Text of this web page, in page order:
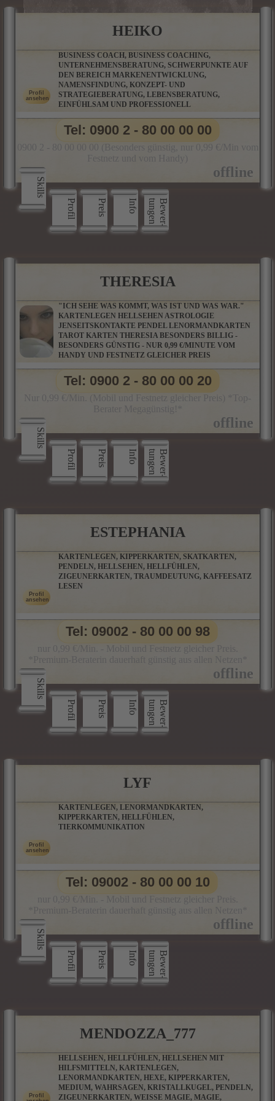
HEIKO
BUSINESS COACH, BUSINESS COACHING,
UNTERNEHMENSBERATUNG, SCHWERPUNKTE AUF
DEN BEREICH MARKENENTWICKLUNG,
NAMENSFINDUNG, KONZEPT- UND
STRATEGIEBERATUNG, LEBENSBERATUNG,
EINFÜHLSAM UND PROFESSIONELL
Skills
Profil
Preis Info B
e
w
e
r
­
t
u
n
g
e
n
Tel: 0900 2 - 80 00 00 00
THERESIA
"ICH SEHE WAS KOMMT, WAS IST UND WAS WAR."
KARTENLEGEN HELLSEHEN ASTROLOGIE
JENSEITSKONTAKTE PENDEL LENORMANDKARTEN
TAROT KARTEN THERESIA BESONDERS BILLIG -
BESONDERS GÜNSTIG - NUR 0,99 €/MINUTE VOM
HANDY UND FESTNETZ GLEICHER PREIS
Skills
Profil
Preis Info B
e
w
e
r
­
t
u
n
g
e
n
Tel: 0900 2 - 80 00 00 20
ESTEPHANIA
KARTENLEGEN, KIPPERKARTEN, SKATKARTEN,
PENDELN, HELLSEHEN, HELLFÜHLEN,
ZIGEUNERKARTEN, TRAUMDEUTUNG, KAFFEESATZ
LESEN
Skills
Profil
Preis Info B
e
w
e
r
­
t
u
n
g
e
n
Tel: 09002 - 80 00 00 98
LYF
KARTENLEGEN, LENORMANDKARTEN,
KIPPERKARTEN, HELLFÜHLEN,
TIERKOMMUNIKATION
Skills
Profil
Preis Info B
e
w
e
r
­
t
u
n
g
e
n
Tel: 09002 - 80 00 00 10
MENDOZZA_777
HELLSEHEN, HELLFÜHLEN, HELLSEHEN MIT
HILFSMITTELN, KARTENLEGEN,
LENORMANDKARTEN, HEXE, KIPPERKARTEN,
MEDIUM, WAHRSAGEN, KRISTALLKUGEL, PENDELN,
ZIGEUNERKARTEN, WEISSE MAGIE, MAGIE, M